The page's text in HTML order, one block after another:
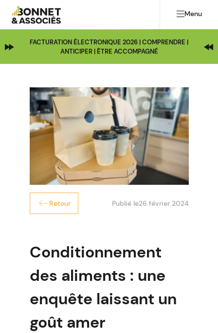
Menu
FACTURATION ÉLECTRONIQUE 2026 | COMPRENDRE |
ANTICIPER | ÊTRE ACCOMPAGNÉ
Retour Publié le26 février 2024
Conditionnement
des aliments : une
enquête laissant un
goût amer